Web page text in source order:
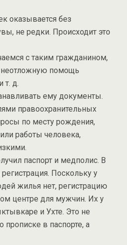
оказывается без
не редки. Происходит это
с таким гражданином,
помощь
т. д.
ему документы.
правоохранительных
по месту рождения,
работы человека,
паспорт и медполис. В
Поскольку у
жилья нет, регистрацию
центре для мужчин. Их у
и Ухте. Это не
в паспорте, а